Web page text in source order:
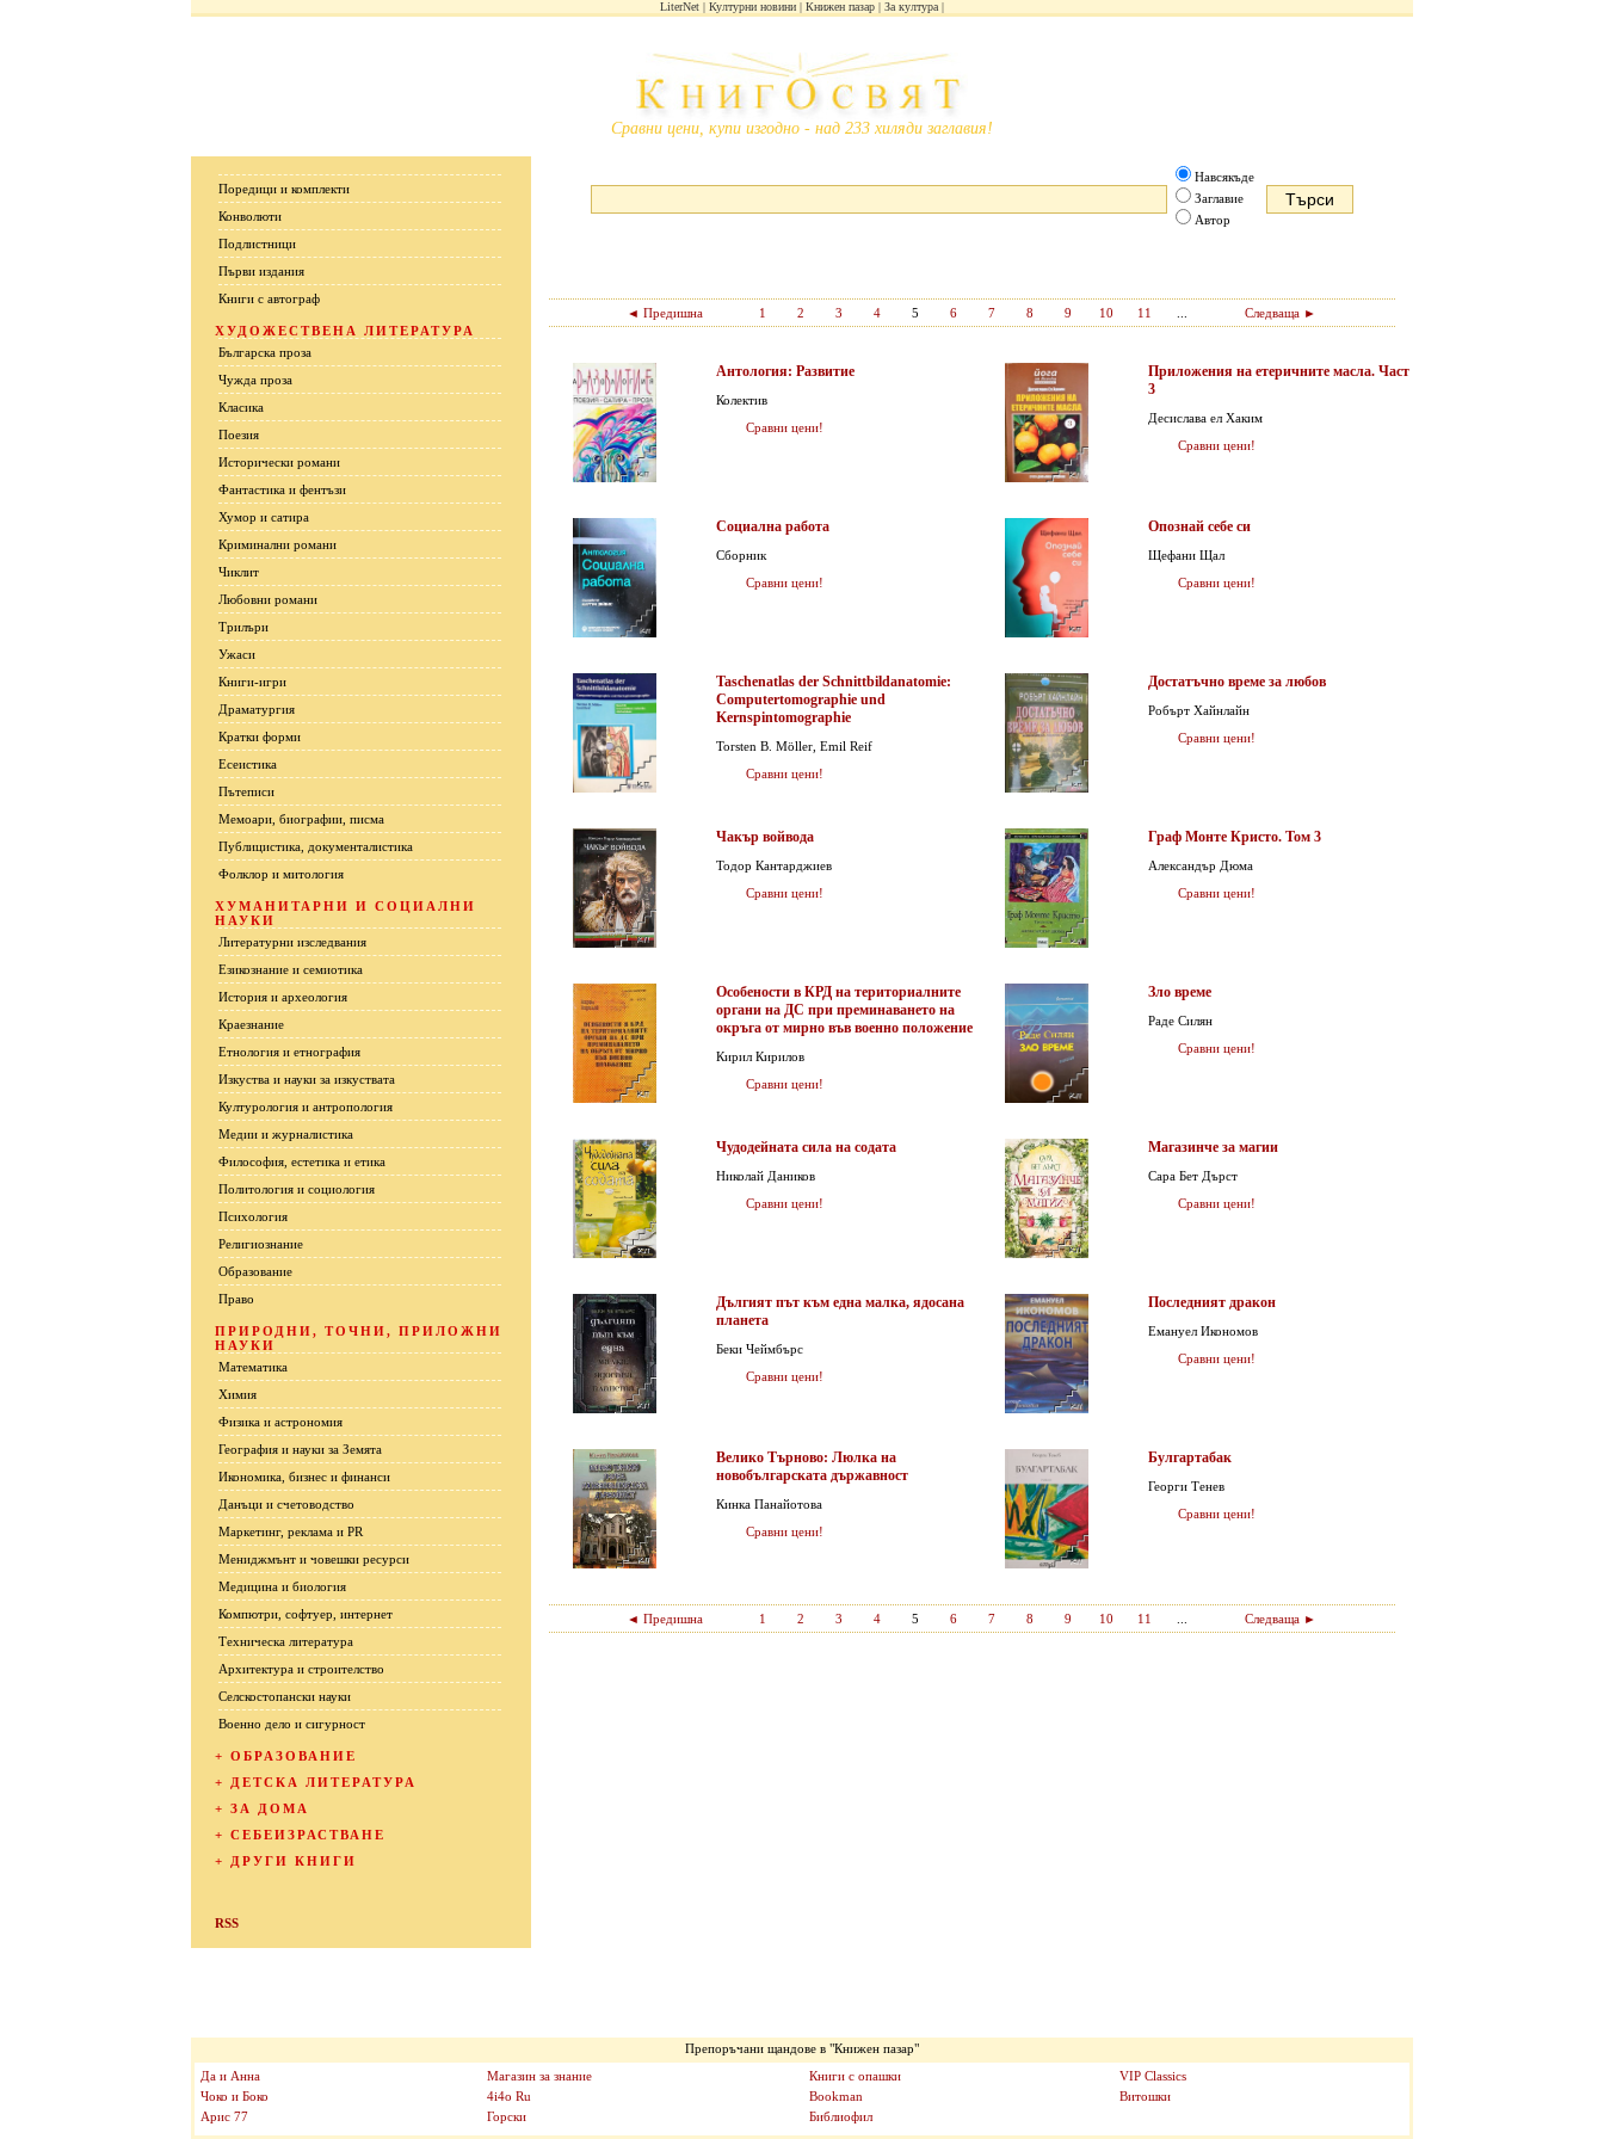
LiterNet Културни новини Книжен пазар За култура
Сравни цени, купи изгодно - над 233 хиляди заглавия!
Поредици и комплекти
Конволюти
Подлистници
Първи издания
Книги с автограф
ХУДОЖЕСТВЕНА ЛИТЕРАТУРА
Българска проза
Чужда проза
Класика
Поезия
Исторически романи
Фантастика и фентъзи
Хумор и сатира
Криминални романи
Чиклит
Любовни романи
Трилъри
Ужаси
Книги-игри
Драматургия
Кратки форми
Есеистика
Пътеписи
Мемоари, биографии, писма
Публицистика, документалистика
Фолклор и митология
ХУМАНИТАРНИ И СОЦИАЛНИ
НАУКИ
Литературни изследвания
Езикознание и семиотика
История и археология
Краезнание
Етнология и етнография
Изкуства и науки за изкуствата
Културология и антропология
Медии и журналистика
Философия, естетика и етика
Политология и социология
Психология
Религиознание
Образование
Право
ПРИРОДНИ, ТОЧНИ, ПРИЛОЖНИ
НАУКИ
Математика
Химия
Физика и астрономия
География и науки за Земята
Икономика, бизнес и финанси
Данъци и счетоводство
Маркетинг, реклама и PR
Мениджмънт и човешки ресурси
Медицина и биология
Компютри, софтуер, интернет
Техническа литература
Архитектура и строителство
Селскостопански науки
Военно дело и сигурност
+ ОБРАЗОВАНИЕ
+
ДЕТСКА ЛИТЕРАТУРА
+ ЗА ДОМА
+ СЕБЕИЗРАСТВАНЕ
+
ДРУГИ КНИГИ
RSS
Навсякъде
Заглавие
Автор
◄ Предишна 1 2 3 4 5 6 7 8 9 10 11 Следваща ►
Антология: Развитие
Колектив
Сравни цени!
Приложения на етеричните масла. Част
3
Десислава ел Хаким
Сравни цени!
Социална работа
Сборник
Сравни цени!
Опознай себе си
Щефани Щал
Сравни цени!
Taschenatlas der Schnittbildanatomie:
Computertomographie und
Kernspintomographie
Torsten B. Möller, Emil Reif
Сравни цени!
Достатъчно време за любов
Робърт Хайнлайн
Сравни цени!
Чакър войвода
Тодор Кантарджиев
Сравни цени!
Граф Монте Кристо. Том 3
Александър Дюма
Сравни цени!
Особености в КРД на териториалните
органи на ДС при преминаването на
окръга от мирно във военно положение
Кирил Кирилов
Сравни цени!
Зло време
Раде Силян
Сравни цени!
Чудодейната сила на содата
Николай Даников
Сравни цени!
Магазинче за магии
Сара Бет Дърст
Сравни цени!
Дългият път към една малка, ядосана
планета
Беки Чеймбърс
Сравни цени!
Последният дракон
Емануел Икономов
Сравни цени!
Велико Търново: Люлка на
новобългарската държавност
Кинка Панайотова
Сравни цени!
Булгартабак
Георги Тенев
Сравни цени!
◄ Предишна 1 2 3 4 5 6 7 8 9 10 11 Следваща ►
Препоръчани щандове в "Книжен пазар"
Да и Анна
Чоко и Боко
Арис 77
Магазин за знание
4i4o Ru
Горски
Книги с опашки
Bookman
Библиофил
VIP Classics
Витошки